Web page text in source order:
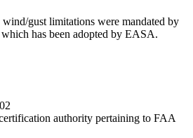
wind/gust limitations were mandated by
has been adopted by EASA.
authority pertaining to FAA